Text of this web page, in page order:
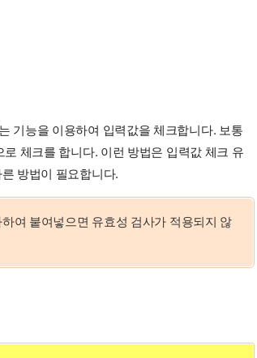
기능을 이용하여 입력값을 체크합니다. 보통
체크를 합니다. 이런 방법은 입력값 체크 유
방법이 필요합니다.
여 붙여넣으면 유효성 검사가 적용되지 않